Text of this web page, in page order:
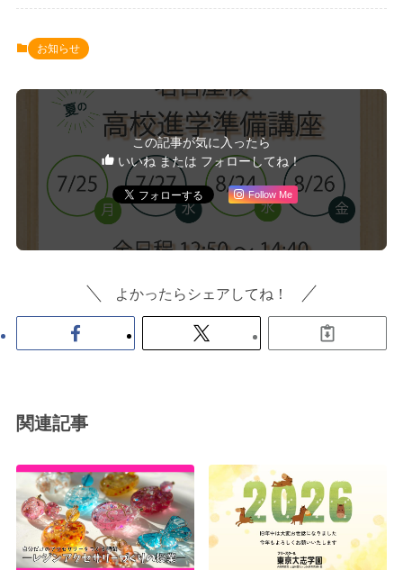
お知らせ
この記事が気に入ったら
いいね または フォローしてね！
Follow Me
よかったらシェアしてね！
関連記事